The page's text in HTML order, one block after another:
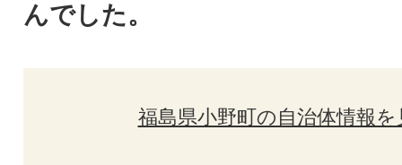
んでした。
福島県小野町の自治体情報を